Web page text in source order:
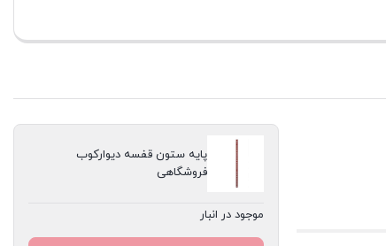
پایه ستون قفسه دیوارکوب
فروشگاهی
موجود در انبار